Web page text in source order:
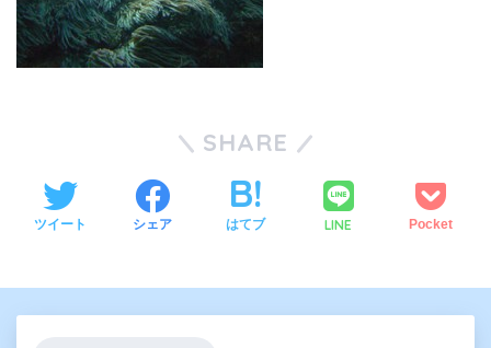
SHARE
ツイート シェア はてブ LINE Pocket